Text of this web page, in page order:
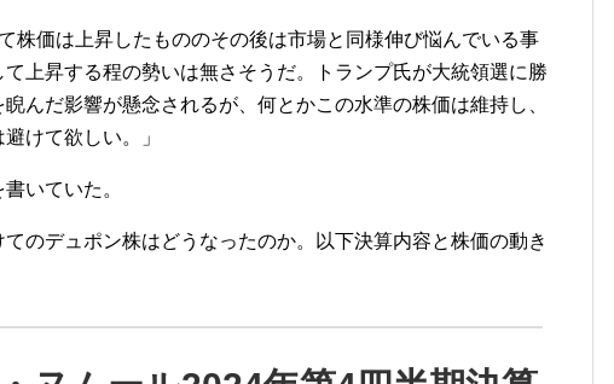
株価は上昇したもののその後は市場と同様伸び悩んでいる事
上昇する程の勢いは無さそうだ。トランプ氏が大統領選に勝
んだ影響が懸念されるが、何とかこの水準の株価は維持し、
けて欲しい。」
いていた。
のデュポン株はどうなったのか。以下決算内容と株価の動き